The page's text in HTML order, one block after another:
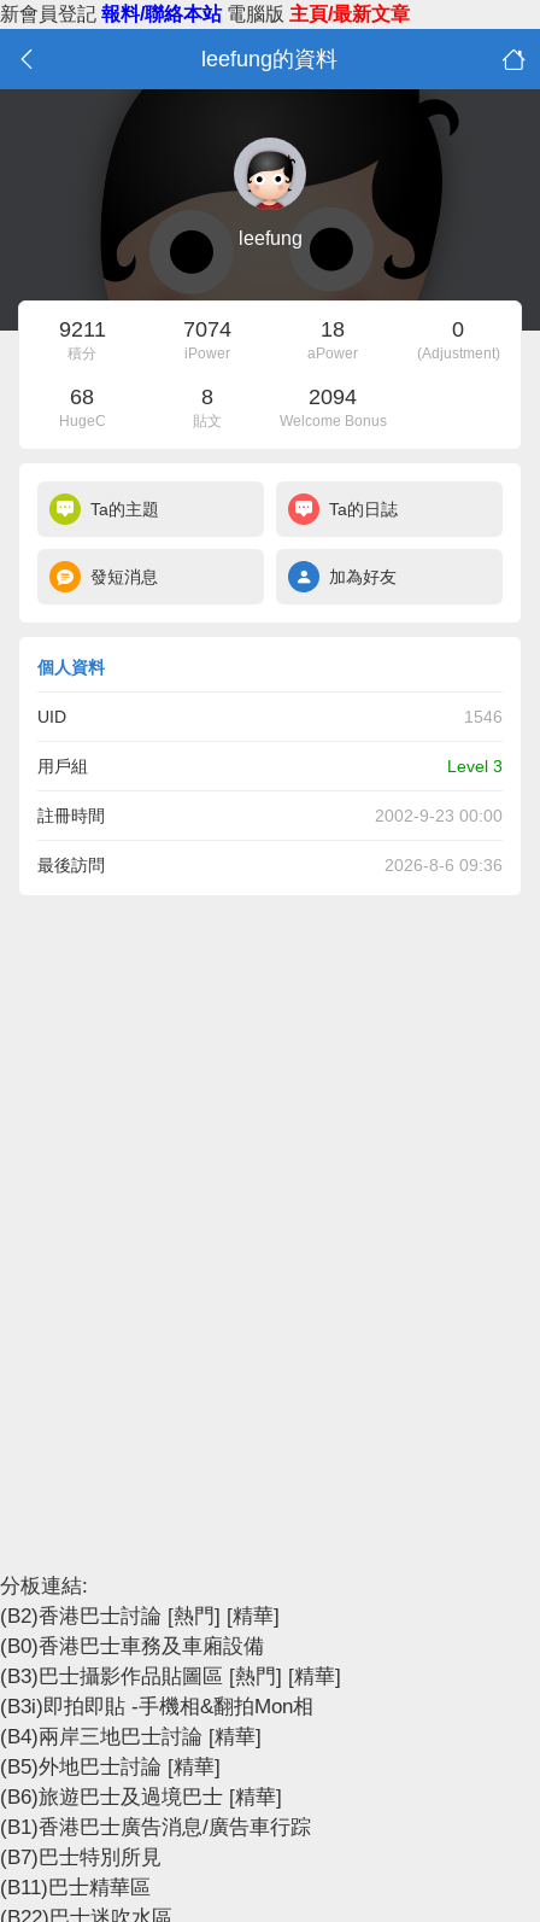
新會員登記 報料/聯絡本站 電腦版 主頁/最新文章
leefung的資料
leefung
9211
積分
7074
iPower
18
aPower
0
(Adjustment)
68
HugeC
8
貼文
2094
Welcome Bonus
Ta的主題 Ta的日誌
發短消息 加為好友
個人資料
UID 1546
用戶組 Level 3
註冊時間 2002-9-23 00:00
最後訪問 2026-8-6 09:36
分板連結:
(B2)香港巴士討論 [熱門] [精華]
(B0)香港巴士車務及車廂設備
(B3)巴士攝影作品貼圖區 [熱門] [精華]
(B3i)即拍即貼 -手機相&翻拍Mon相
(B4)兩岸三地巴士討論 [精華]
(B5)外地巴士討論 [精華]
(B6)旅遊巴士及過境巴士 [精華]
(B1)香港巴士廣告消息/廣告車行踪
(B7)巴士特別所見
(B11)巴士精華區
(B22)巴士迷吹水區